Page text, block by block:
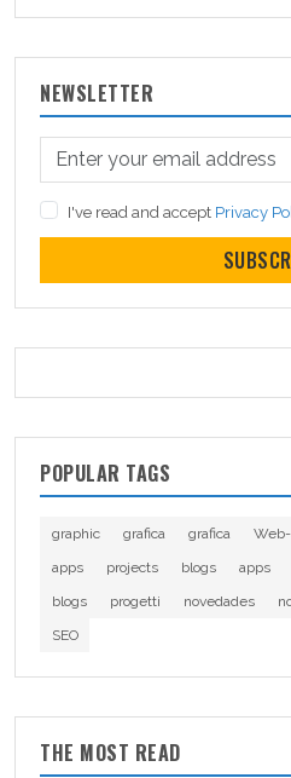
NEWSLETTER
I've read and accept Privacy
POPULAR TAGS
graphic grafica grafica
apps
projects blogs apps
blogs
progetti novedades
SEO
THE MOST READ